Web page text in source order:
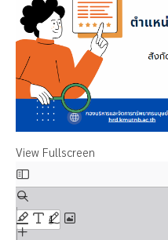
View Fullscreen